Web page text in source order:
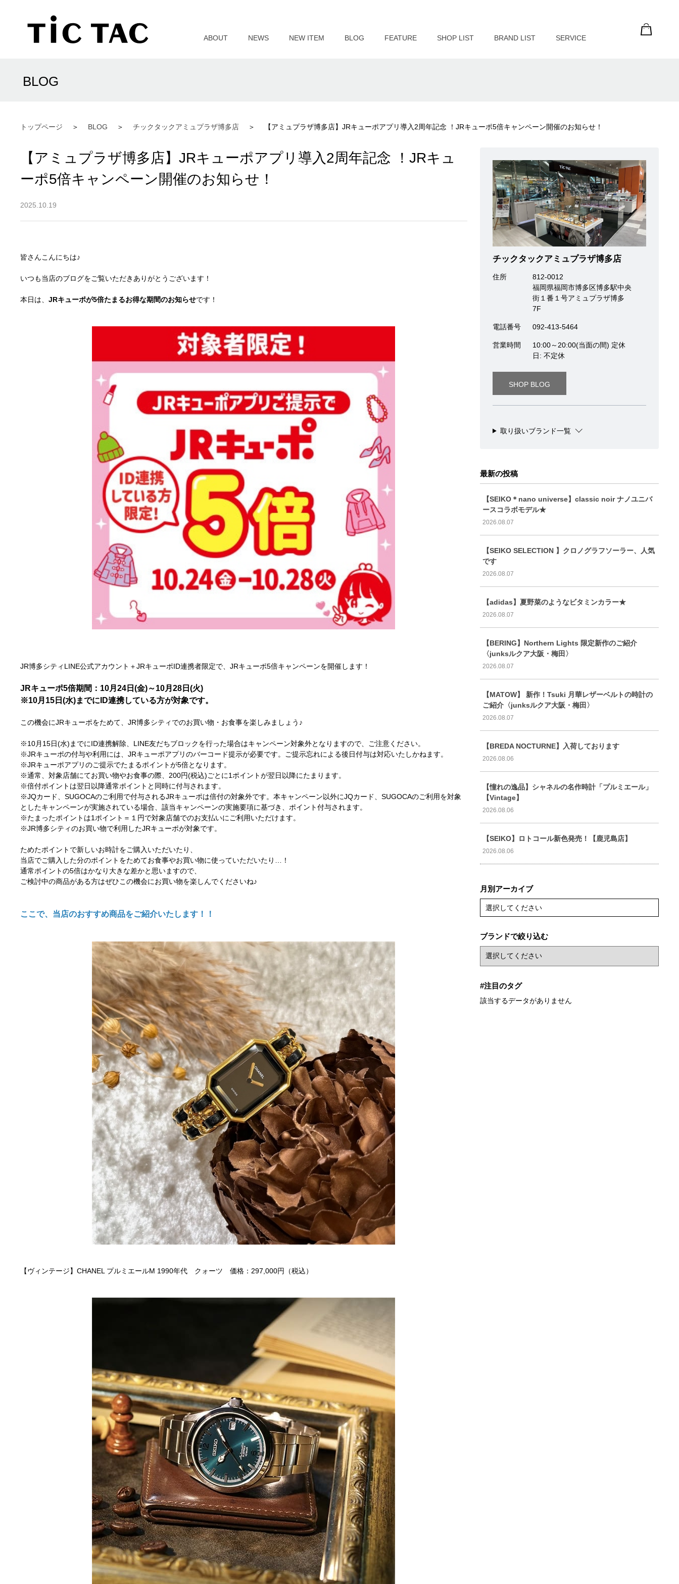
ABOUT NEWS NEW ITEM BLOG FEATURE SHOP LIST BRAND LIST SERVICE
トップページ BLOG チックタックアミュプラザ博多店 【アミュプラザ博多店】JRキューポアプリ導入2周年記念 ！JRキューポ5倍キャンペーン開催のお知らせ！
BLOG
【アミュプラザ博多店】JRキューポアプリ導入2周年記念 ！JRキュ
ーポ5倍キャンペーン開催のお知らせ！
2025.10.19
皆さんこんにちは♪
いつも当店のブログをご覧いただきありがとうございます！
本日は、JRキューポが5倍たまるお得な期間のお知らせです！
JR博多シティLINE公式アカウント＋JRキューポID連携者限定で、JRキューポ5倍キャンペーンを開催します！
JRキューポ5倍期間：10月24日(金)～10月28日(火)
※10月15日(水)までにID連携している方が対象です。
この機会にJRキューポをためて、JR博多シティでのお買い物・お食事を楽しみましょう♪
※10月15日(水)までにID連携解除、LINE友だちブロックを行った場合はキャンペーン対象外となりますので、ご注意ください。
※JRキューポの付与や利用には、JRキューポアプリのバーコード提示が必要です。ご提示忘れによる後日付与は対応いたしかねます。
※JRキューポアプリのご提示でたまるポイントが5倍となります。
※通常、対象店舗にてお買い物やお食事の際、200円(税込)ごとに1ポイントが翌日以降にたまります。
※倍付ポイントは翌日以降通常ポイントと同時に付与されます。
※JQカード、SUGOCAのご利用で付与されるJRキューポは倍付の対象外です。本キャンペーン以外にJQカード、SUGOCAのご利用を対象
としたキャンペーンが実施されている場合、該当キャンペーンの実施要項に基づき、ポイント付与されます。
※たまったポイントは1ポイント＝１円で対象店舗でのお支払いにご利用いただけます。
※JR博多シティのお買い物で利用したJRキューポが対象です。
ためたポイントで新しいお時計をご購入いただいたり、
当店でご購入した分のポイントをためてお食事やお買い物に使っていただいたり…！
通常ポイントの5倍はかなり大きな差かと思いますので、
ご検討中の商品がある方はぜひこの機会にお買い物を楽しんでくださいね♪
ここで、当店のおすすめ商品をご紹介いたします！！
【ヴィンテージ】CHANEL プルミエールM 1990年代 クォーツ 価格：297,000円（税込）
チックタックアミュプラザ博多店
住所
812-0012
福岡県福岡市博多区博多駅中央
街１番１号アミュプラザ博多
7F
電話番号 092-413-5464
営業時間
10:00～20:00(当面の間) 定休
日: 不定休
SHOP BLOG
取り扱いブランド一覧
最新の投稿
【SEIKO＊nano universe】classic noir ナノユニバ
ースコラボモデル★
2026.08.07
【SEIKO SELECTION 】クロノグラフソーラー、人気
です
2026.08.07
【adidas】夏野菜のようなビタミンカラー★
2026.08.07
【BERING】Northern Lights 限定新作のご紹介
〈junksルクア大阪・梅田〉
2026.08.07
【MATOW】 新作！Tsuki 月華レザーベルトの時計の
ご紹介〈junksルクア大阪・梅田〉
2026.08.07
【BREDA NOCTURNE】入荷しております
2026.08.06
【憧れの逸品】シャネルの名作時計「プルミエール」
【Vintage】
2026.08.06
【SEIKO】ロトコール新色発売！【鹿児島店】
2026.08.06
月別アーカイブ
選択してください
ブランドで絞り込む
#注目のタグ
該当するデータがありません